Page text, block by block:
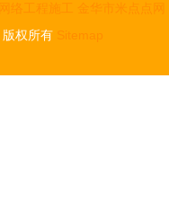
网络工程施工
金华市米点点网
版权所有 Sitemap